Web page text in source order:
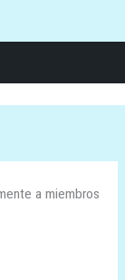
a miembros